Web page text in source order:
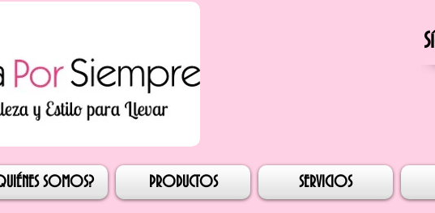
Iniciar sesión
SOMOS? PRODUCTOS SERVICIOS